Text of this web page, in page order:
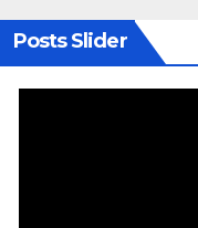
Posts Slider